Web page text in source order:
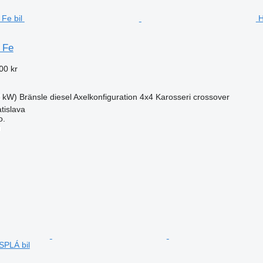
Fe
kr
kW) Bränsle diesel Axelkonfiguration 4x4 Karosseri crossover
bil